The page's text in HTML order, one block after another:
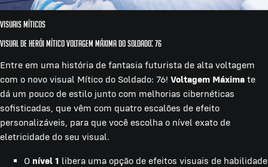
Visuais míticos
Visual de Herói Mítico Voltagem Máxima do Soldado: 76
Entre em uma história de fantasia futurista de alta voltagem
com o novo visual Mítico do Soldado: 76! Voltagem Máxima te
dá um pouco de estilo junto com melhorias cibernéticas
sofisticadas, que vêm com quatro escalões de efeito
personalizáveis, para que você escolha o nível exato de
eletricidade do seu visual.
O nível 1 libera uma opção de efeitos visuais de habilidade